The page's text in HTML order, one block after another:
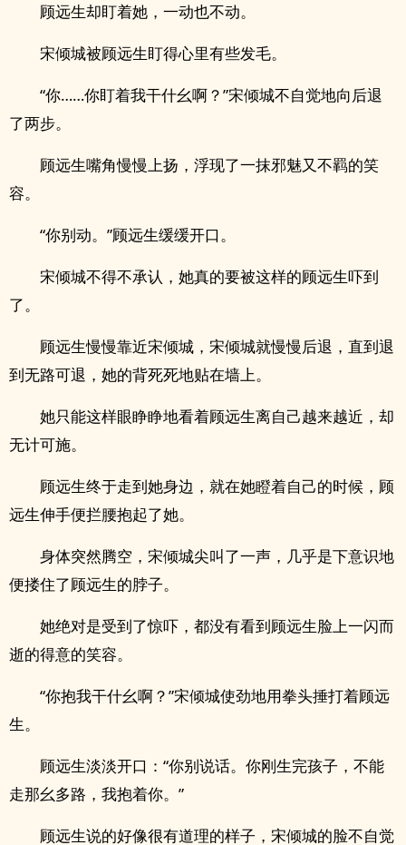
顾远生却盯着她，一动也不动。
宋倾城被顾远生盯得心里有些发毛。
“你……你盯着我干什幺啊？”宋倾城不自觉地向后退
了两步。
顾远生嘴角慢慢上扬，浮现了一抹邪魅又不羁的笑
容。
“你别动。”顾远生缓缓开口。
宋倾城不得不承认，她真的要被这样的顾远生吓到
了。
顾远生慢慢靠近宋倾城，宋倾城就慢慢后退，直到退
到无路可退，她的背死死地贴在墙上。
她只能这样眼睁睁地看着顾远生离自己越来越近，却
无计可施。
顾远生终于走到她身边，就在她瞪着自己的时候，顾
远生伸手便拦腰抱起了她。
身体突然腾空，宋倾城尖叫了一声，几乎是下意识地
便搂住了顾远生的脖子。
她绝对是受到了惊吓，都没有看到顾远生脸上一闪而
逝的得意的笑容。
“你抱我干什幺啊？”宋倾城使劲地用拳头捶打着顾远
生。
顾远生淡淡开口：“你别说话。你刚生完孩子，不能
走那幺多路，我抱着你。”
顾远生说的好像很有道理的样子，宋倾城的脸不自觉